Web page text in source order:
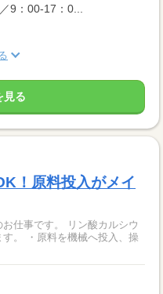
9：00-17：0...
見る
！原料投入がメイ
仕事です。 リン酸カルシウ
入、操